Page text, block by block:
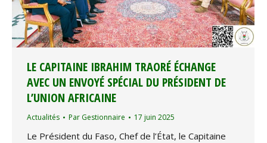
LE CAPITAINE IBRAHIM TRAORÉ ÉCHANGE
AVEC UN ENVOYÉ SPÉCIAL DU PRÉSIDENT DE
L’UNION AFRICAINE
Actualités Par Gestionnaire 17 juin 2025
Le Président du Faso, Chef de l’État, le Capitaine